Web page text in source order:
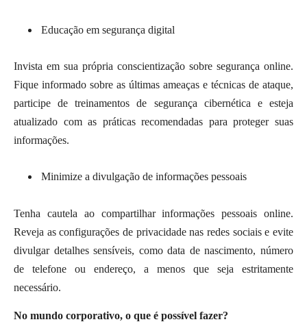
Educação em segurança digital
Invista em sua própria conscientização sobre segurança online.
Fique informado sobre as últimas ameaças e técnicas de ataque,
participe de treinamentos de segurança cibernética e esteja
atualizado com as práticas recomendadas para proteger suas
informações.
Minimize a divulgação de informações pessoais
Tenha cautela ao compartilhar informações pessoais online.
Reveja as configurações de privacidade nas redes sociais e evite
divulgar detalhes sensíveis, como data de nascimento, número
de telefone ou endereço, a menos que seja estritamente
necessário.
No mundo corporativo, o que é possível fazer?